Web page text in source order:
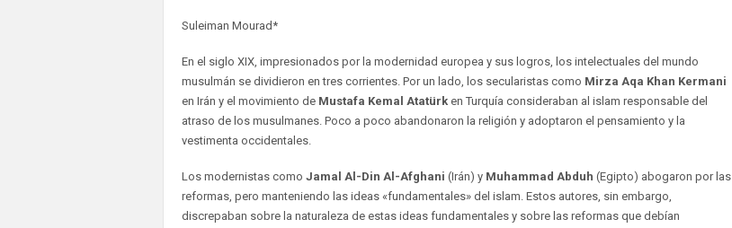
Suleiman Mourad*
En el siglo XIX, impresionados por la modernidad europea y sus logros, los intelectuales del mundo
musulmán se dividieron en tres corrientes. Por un lado, los secularistas como Mirza Aqa Khan Kermani
en Irán y el movimiento de Mustafa Kemal Atatürk en Turquía consideraban al islam responsable del
atraso de los musulmanes. Poco a poco abandonaron la religión y adoptaron el pensamiento y la
vestimenta occidentales.
Los modernistas como Jamal Al-Din Al-Afghani (Irán) y Muhammad Abduh (Egipto) abogaron por las
reformas, pero manteniendo las ideas «fundamentales» del islam. Estos autores, sin embargo,
discrepaban sobre la naturaleza de estas ideas fundamentales y sobre las reformas que debían